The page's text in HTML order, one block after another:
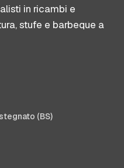
in ricambi e
stufe e barbeque a
(BS)